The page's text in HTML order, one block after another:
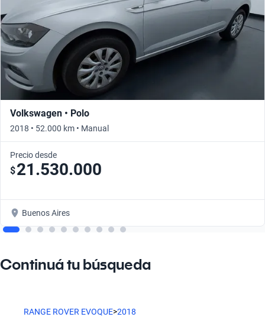
Volkswagen • Polo
2018 • 52.000 km • Manual
Precio desde
$21.530.000
Buenos Aires
Continuá tu búsqueda
RANGE ROVER EVOQUE>2018